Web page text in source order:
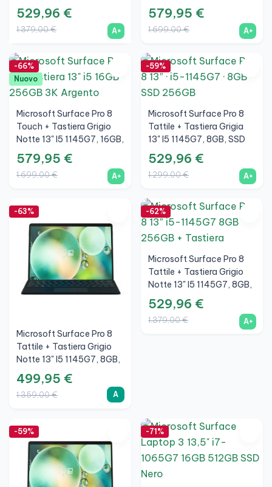
256GB, 3K, Grafite, A+
529,96 €
1.379,00 € A+
256GB, 3K, Argento, A+
579,95 €
1.699,00 € A+
-66%
Nuovo
Microsoft Surface Pro 8
Touch + Tastiera Grigio
Notte 13" I5 1145G7, 16GB,
SSD 256GB, 3K, Argento,
A+
579,95 €
1.699,00 € A+
-59%
Microsoft Surface Pro 8
Tattile + Tastiera Grigia
13" I5 1145G7, 8GB, SSD
256GB, 3K, Argento, A+
529,96 €
1.299,00 € A+
-63%
Microsoft Surface Pro 8
Tattile + Tastiera Grigio
Notte 13" I5 1145G7, 8GB,
SSD 256GB, 3K, Grafite, A
499,95 €
1.359,00 € A
-62%
Microsoft Surface Pro 8
Tattile + Tastiera Grigio
Notte 13" I5 1145G7, 8GB,
SSD 256GB, 3K, Grafite,
A+
529,96 €
1.379,00 € A+
-59% -71%